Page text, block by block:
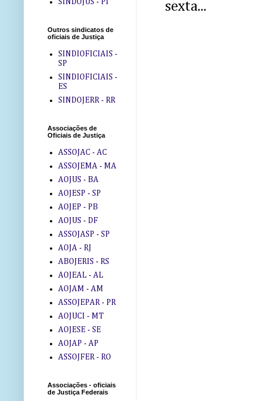
sexta...
SINDOJUS - PI
Outros sindicatos de
oficiais de Justiça
SINDIOFICIAIS -
SP
SINDIOFICIAIS -
ES
SINDOJERR - RR
Associações de
Oficiais de Justiça
ASSOJAC - AC
ASSOJEMA - MA
AOJUS - BA
AOJESP - SP
AOJEP - PB
AOJUS - DF
ASSOJASP - SP
AOJA - RJ
ABOJERIS - RS
AOJEAL - AL
AOJAM - AM
ASSOJEPAR - PR
AOJUCI - MT
AOJESE - SE
AOJAP - AP
ASSOJFER - RO
Associações - oficiais
de Justiça Federais